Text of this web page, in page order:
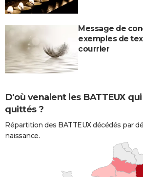
Message de
exemples de
courrier
D'où venaient les BATTEUX
quittés ?
Répartition des BATTEUX décédés par
naissance.